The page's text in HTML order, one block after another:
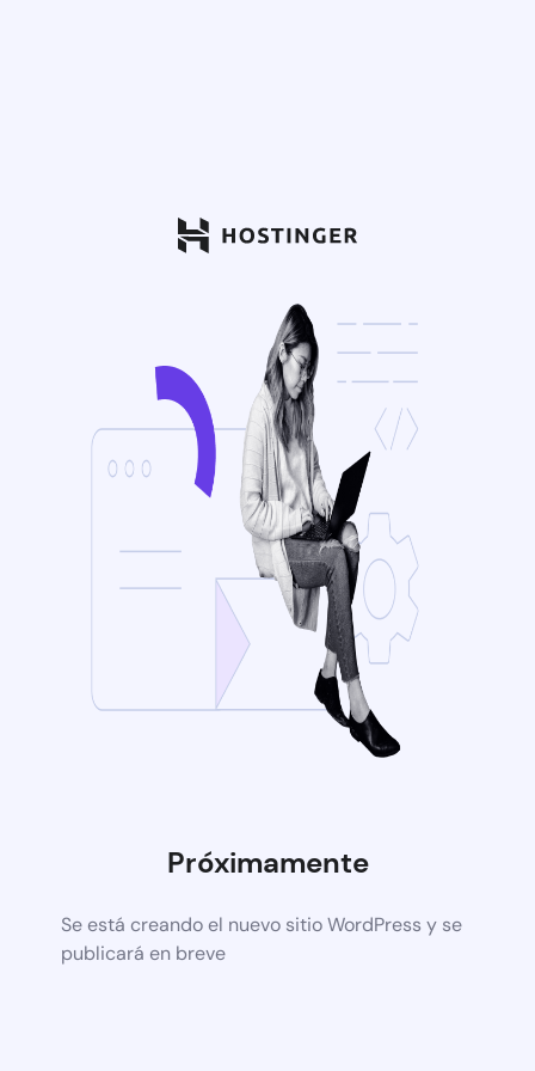
Próximamente
Se está creando el nuevo sitio WordPress y se
publicará en breve